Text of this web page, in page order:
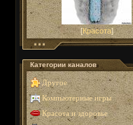
[Красота]
Категории каналов
Другое
Компьютерные игры
Красота и здоровье